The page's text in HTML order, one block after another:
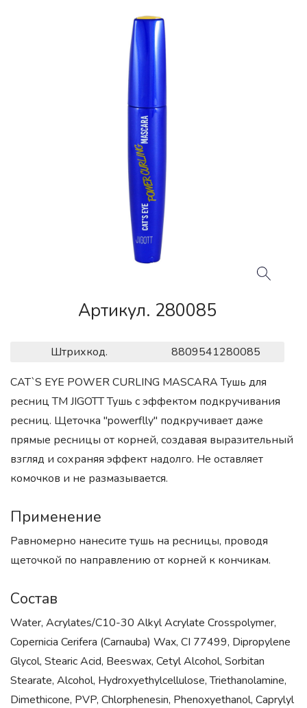
Артикул. 280085
Штрихкод.
8809541280085
CAT`S EYE POWER CURLING MASCARA Тушь для
ресниц ТМ JIGOTT Тушь с эффектом подкручивания
ресниц. Щеточка "powerflly" подкручивает даже
прямые ресницы от корней, создавая выразительный
взгляд и сохраняя эффект надолго. Не оставляет
комочков и не размазывается.
Применение
Равномерно нанесите тушь на ресницы, проводя
щеточкой по направлению от корней к кончикам.
Состав
Water, Acrylates/C10-30 Alkyl Acrylate Crosspolymer,
Copernicia Cerifera (Carnauba) Wax, CI 77499, Dipropylene
Glycol, Stearic Acid, Beeswax, Cetyl Alcohol, Sorbitan
Stearate, Alcohol, Hydroxyethylcellulose, Triethanolamine,
Dimethicone, PVP, Chlorphenesin, Phenoxyethanol, Caprylyl